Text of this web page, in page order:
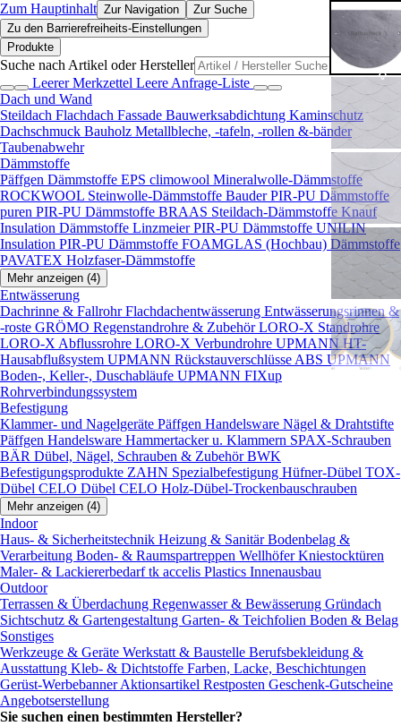
Zum Hauptinhalt Zur Navigation
Zur Suche
Zu den Barrierefreiheits-Einstellungen
Produkte
Suche nach Artikel oder Hersteller
Leerer Merkzettel Leere Anfrage-Liste
Dach und Wand
Steildach Flachdach Fassade Bauwerksabdichtung Kaminschutz
Dachschmuck Bauholz Metallbleche, -tafeln, -rollen &-bänder
Taubenabwehr
Dämmstoffe
Päffgen Dämmstoffe EPS climowool Mineralwolle-Dämmstoffe
ROCKWOOL Steinwolle-Dämmstoffe Bauder PIR-PU Dämmstoffe
puren PIR-PU Dämmstoffe BRAAS Steildach-Dämmstoffe Knauf
Insulation Dämmstoffe Linzmeier PIR-PU Dämmstoffe UNILIN
Insulation PIR-PU Dämmstoffe FOAMGLAS (Hochbau) Dämmstoffe
PAVATEX Holzfaser-Dämmstoffe
Mehr anzeigen (4)
Entwässerung
Dachrinne & FallrohrFlachdachentwässerung Entwässerungsrinnen &
-roste GRÖMO Regenstandrohre & ZubehörLORO-X Standrohre
LORO-X Abflussrohre LORO-X Verbundrohre UPMANN HT-
Hausabflußsystem UPMANN Rückstauverschlüsse ABS UPMANN
Boden-, Keller-, Duschabläufe UPMANN FIXup
Rohrverbindungssystem
Befestigung
Klammer- und Nagelgeräte Päffgen Handelsware Nägel & Drahtstifte
Päffgen Handelsware Hammertacker u. Klammern SPAX-Schrauben
BÄR Dübel, Nägel, Schrauben & ZubehörBWK
Befestigungsprodukte ZAHN Spezialbefestigung Hüfner-Dübel TOX-
Dübel CELO Dübel CELO Holz-Dübel-Trockenbauschrauben
Mehr anzeigen (4)
Indoor
Haus- & Sicherheitstechnik Heizung & SanitärBodenbelag &
Verarbeitung Boden- & Raumspartreppen Wellhöfer Kniestocktüren
Maler- & Lackiererbedarftk accelis Plastics Innenausbau
Outdoor
Terrassen & Überdachung Regenwasser & Bewässerung Gründach
Sichtschutz & Gartengestaltung Garten- & Teichfolien Boden & Belag
Sonstiges
Werkzeuge & Geräte Werkstatt & Baustelle Berufsbekleidung &
Ausstattung Kleb- & Dichtstoffe Farben, Lacke, Beschichtungen
Gerüst-WerbebannerAktionsartikel Restposten Geschenk-Gutscheine
Angebotserstellung
Sie suchen einen bestimmten Hersteller?